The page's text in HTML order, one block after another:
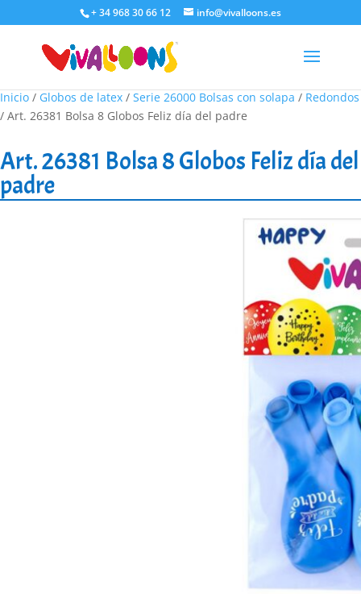
+ 34 968 30 66 12 info@vivalloons.es
Inicio / Globos de latex / Serie 26000 Bolsas con solapa / Redondos
/ Art. 26381 Bolsa 8 Globos Feliz día del padre
Art. 26381 Bolsa 8 Globos Feliz día del
padre